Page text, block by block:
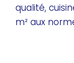
qualité,
m² aux